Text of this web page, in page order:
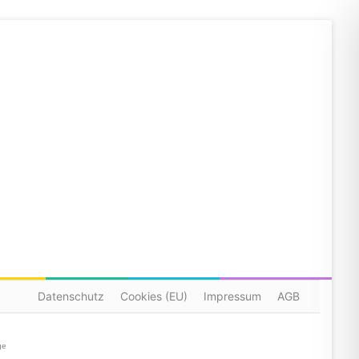
Datenschutz Cookies (EU) Impressum AGB